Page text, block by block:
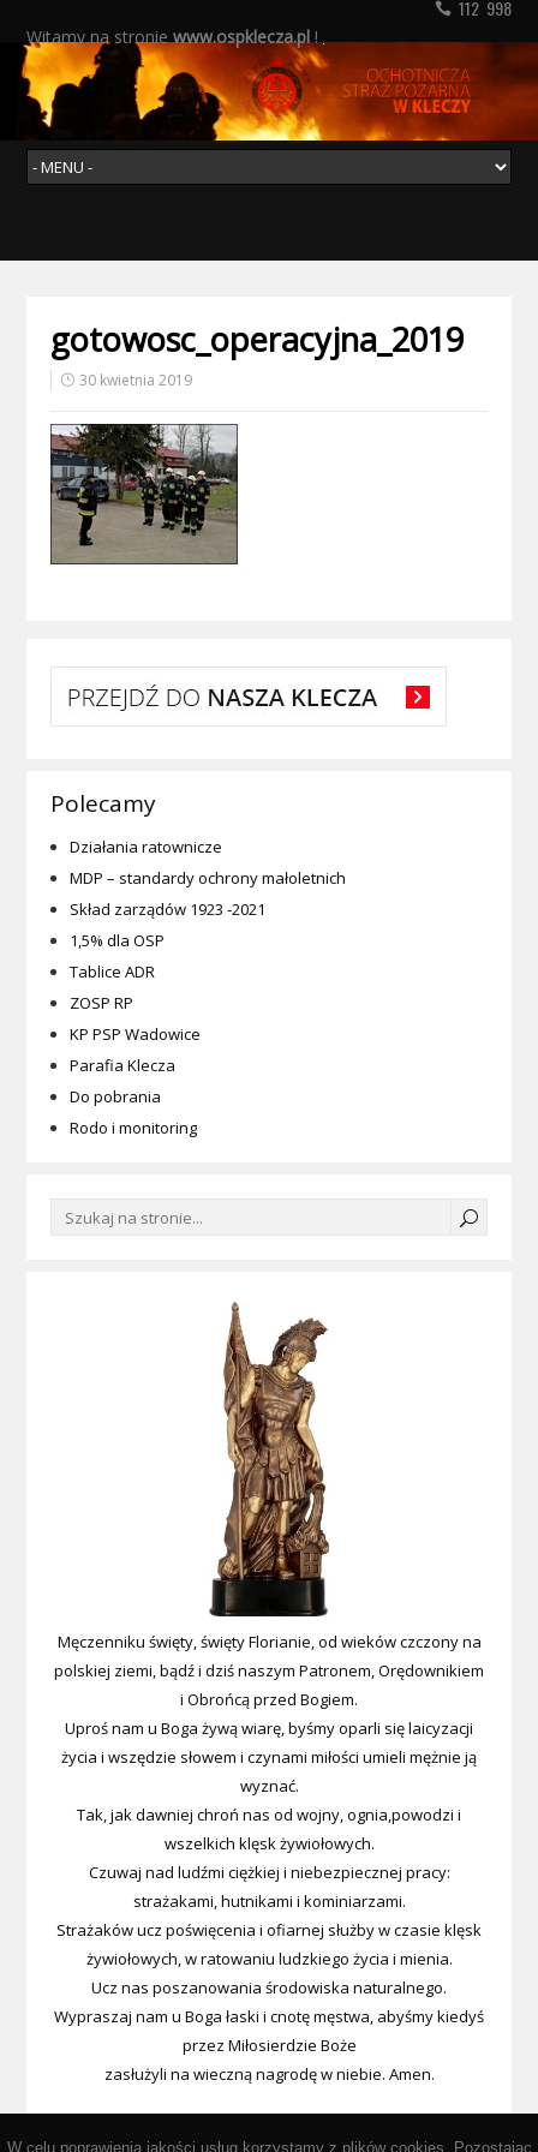
112 998
Witamy na stroniewww.ospklecza.pl!
gotowosc_operacyjna_2019
30 kwietnia 2019
Polecamy
Działania ratownicze
MDP – standardy ochrony małoletnich
Skład zarządów 1923 -2021
1,5% dla OSP
Tablice ADR
ZOSP RP
KP PSP Wadowice
Parafia Klecza
Do pobrania
Rodo i monitoring
Męczenniku święty, święty Florianie, od wieków czczony na
polskiej ziemi, bądź i dziś naszym Patronem, Orędownikiem
i Obrońcą przed Bogiem.
Uproś nam u Boga żywą wiarę, byśmy oparli się laicyzacji
życia i wszędzie słowem i czynami miłości umieli mężnie ją
wyznać.
Tak, jak dawniej chroń nas od wojny, ognia,powodzi i
wszelkich klęsk żywiołowych.
Czuwaj nad ludźmi ciężkiej i niebezpiecznej pracy:
strażakami, hutnikami i kominiarzami.
Strażaków ucz poświęcenia i ofiarnej służby w czasie klęsk
żywiołowych, w ratowaniu ludzkiego życia i mienia.
Ucz nas poszanowania środowiska naturalnego.
Wypraszaj nam u Boga łaski i cnotę męstwa, abyśmy kiedyś
przez Miłosierdzie Boże
zasłużyli na wieczną nagrodę w niebie. Amen.
W celu poprawienia jakości usług korzystamy z plików cookies. Pozostając